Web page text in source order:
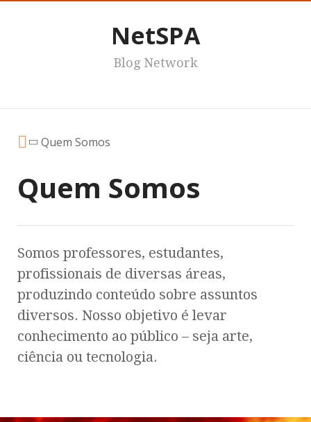
NetSPA
Blog Network
Quem Somos
Quem Somos
Somos professores, estudantes,
profissionais de diversas áreas,
produzindo conteúdo sobre assuntos
diversos. Nosso objetivo é levar
conhecimento ao público – seja arte,
ciência ou tecnologia.